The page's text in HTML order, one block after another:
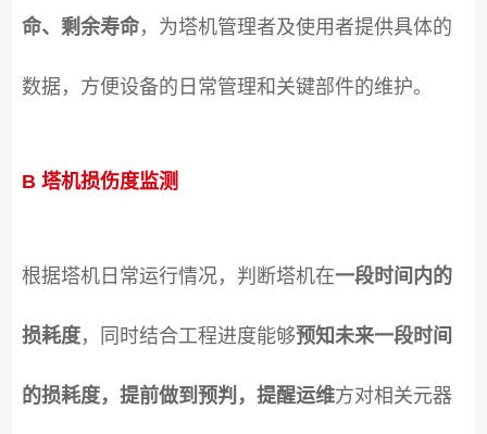
命、剩余寿命，为塔机管理者及使用者提供具体的
数据，方便设备的日常管理和关键部件的维护。
B 塔机损伤度监测
根据塔机日常运行情况，判断塔机在一段时间内的
损耗度，同时结合工程进度能够预知未来一段时间
的损耗度，提前做到预判，提醒运维方对相关元器